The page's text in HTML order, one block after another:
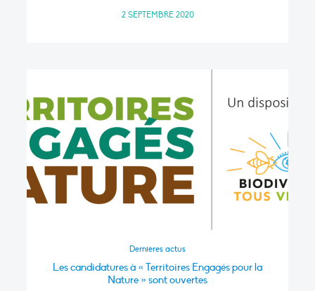
2 SEPTEMBRE 2020
Dernières actus
Les candidatures à « Territoires Engagés pour la
Nature » sont ouvertes